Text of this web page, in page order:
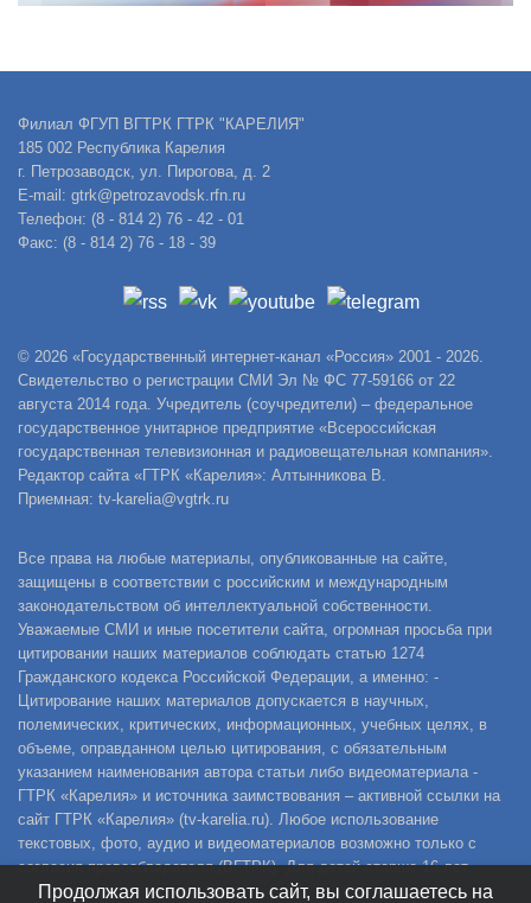
Филиал ФГУП ВГТРК ГТРК "КАРЕЛИЯ"
185 002 Республика Карелия
г. Петрозаводск, ул. Пирогова, д. 2
E-mail: gtrk@petrozavodsk.rfn.ru
Телефон: (8 - 814 2) 76 - 42 - 01
Факс: (8 - 814 2) 76 - 18 - 39
© 2026 «Государственный интернет-канал «Россия» 2001 - 2026.
Свидетельство о регистрации СМИ Эл № ФС 77-59166 от 22
августа 2014 года. Учредитель (соучредители) – федеральное
государственное унитарное предприятие «Всероссийская
государственная телевизионная и радиовещательная компания».
Редактор сайта «ГТРК «Карелия»: Алтынникова В.
Приемная: tv-karelia@vgtrk.ru
Все права на любые материалы, опубликованные на сайте,
защищены в соответствии с российским и международным
законодательством об интеллектуальной собственности.
Уважаемые СМИ и иные посетители сайта, огромная просьба при
цитировании наших материалов соблюдать статью 1274
Гражданского кодекса Российской Федерации, а именно: -
Цитирование наших материалов допускается в научных,
полемических, критических, информационных, учебных целях, в
объеме, оправданном целью цитирования, с обязательным
указанием наименования автора статьи либо видеоматериала -
ГТРК «Карелия» и источника заимствования – активной ссылки на
сайт ГТРК «Карелия» (tv-karelia.ru). Любое использование
текстовых, фото, аудио и видеоматериалов возможно только с
согласия правообладателя (ВГТРК). Для детей старше 16 лет.
Продолжая использовать сайт, вы соглашаетесь на